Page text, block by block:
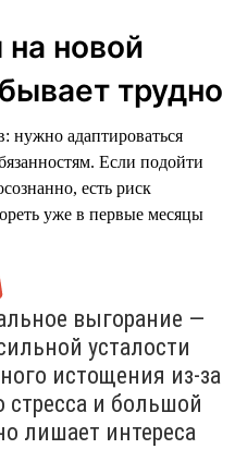
новой
трудно
нужно адаптироваться
Если подойти
есть риск
уже в первые месяцы
выгорание —
усталости
истощения из-за
стресса и большой
лишает интереса